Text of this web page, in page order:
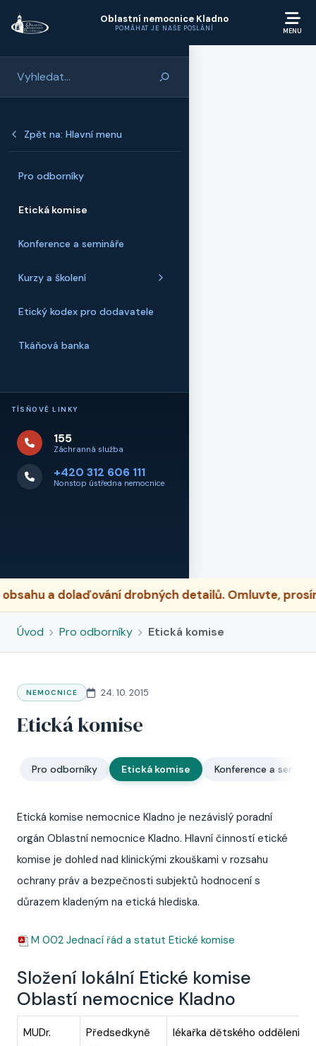
Oblastní nemocnice Kladno
POMÁHAT JE NAŠE POSLÁNÍ
Zpět na: Hlavní menu
Pro odborníky
Etická komise
Konference a semináře
Kurzy a školení
Etický kodex pro dodavatele
Tkáňová banka
TÍSŇOVÉ LINKY
155
Záchranná služba
+420 312 606 111
Nonstop ústředna nemocnice
a dolaďování drobných detailů. Omluvte,
Úvod Pro odborníky Etická komise
NEMOCNICE 24. 10. 2015
Etická komise
Pro odborníky Etická komise Konference a
Etická komise nemocnice Kladno je nezávislý poradní
orgán Oblastní nemocnice Kladno. Hlavní činností etické
komise je dohled nad klinickými zkouškami v rozsahu
ochrany práv a bezpečnosti subjektů hodnocení s
důrazem kladeným na etická hlediska.
M 002 Jednací řád a statut Etické komise
Složení lokální Etické komise
Oblastí nemocnice Kladno
MUDr.
Předsedkyně
lékařka dětského oddělení